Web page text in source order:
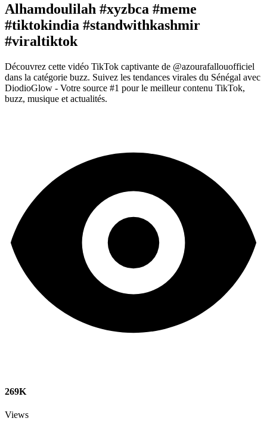
Alhamdoulilah #xyzbca #meme
#tiktokindia #standwithkashmir
#viraltiktok
Découvrez cette vidéo TikTok captivante de @azourafallouofficiel
dans la catégorie buzz. Suivez les tendances virales du Sénégal avec
DiodioGlow - Votre source #1 pour le meilleur contenu TikTok,
buzz, musique et actualités.
269K
Views